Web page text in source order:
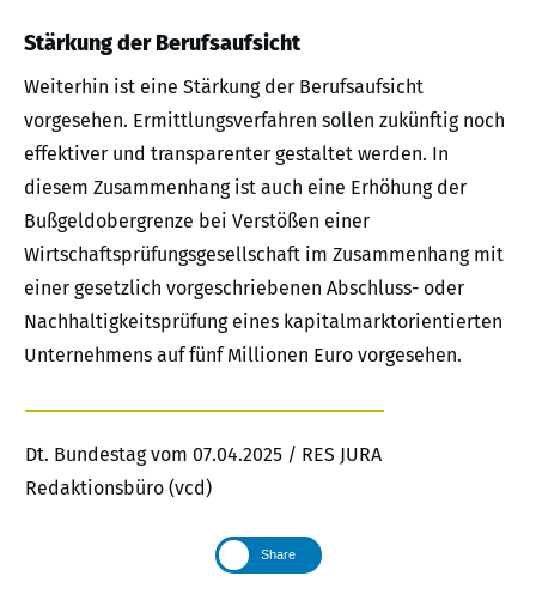
Stärkung der Berufsaufsicht
Weiterhin ist eine Stärkung der Berufsaufsicht
vorgesehen. Ermittlungsverfahren sollen zukünftig noch
effektiver und transparenter gestaltet werden. In
diesem Zusammenhang ist auch eine Erhöhung der
Bußgeldobergrenze bei Verstößen einer
Wirtschaftsprüfungsgesellschaft im Zusammenhang mit
einer gesetzlich vorgeschriebenen Abschluss- oder
Nachhaltigkeitsprüfung eines kapitalmarktorientierten
Unternehmens auf fünf Millionen Euro vorgesehen.
Dt. Bundestag vom 07.04.2025 / RES JURA
Redaktionsbüro (vcd)
Share